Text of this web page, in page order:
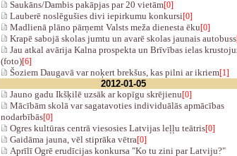
Saukāns/Dambis pakāpjas par 20 vietām[0]
Lauberē noslēgušies divi iepirkumu konkursi[0]
Madlienā plāno pārņemt Valsts meža dienesta ēku[0]
Krapē sabojā skolas jumtu un avarē skolas jaunais autobuss
Jau atkal avārija Kalna prospekta un Brīvības ielas
(foto)[6]
Šoziem Daugavā var noķert brekšus, kas pilni ar ikriem[1]
2012-01-05
Jauno gadu Ikšķilē uzsāk ar kopīgu skrējienu[0]
Mācībām skolā var sagatavoties individuālās apmācības
nodarbībās[0]
Ogres kultūras centrā viesosies Latvijas leļļu teātris[0]
Gaidāma jauna, vēl stiprāka vētra[0]
Aprīlī Ogrē erudīcijas konkursa "Ko tu zini par Latviju?"